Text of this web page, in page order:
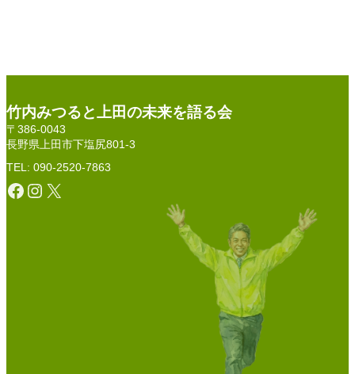
竹内みつると上田の未来を語る会
〒386-0043
長野県上田市下塩尻801-3
TEL: 090-2520-7863
Facebook Instagram X